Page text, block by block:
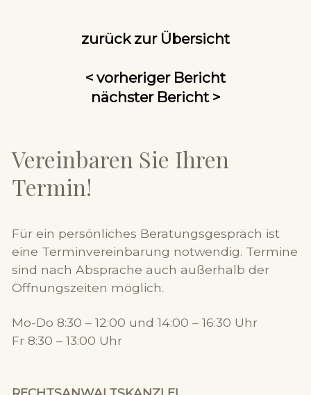
zurück zur Übersicht
< vorheriger Bericht
nächster Bericht >
Vereinbaren Sie Ihren
Termin!
Für ein persönliches Beratungsgespräch ist
eine Terminvereinbarung notwendig. Termine
sind nach Absprache auch außerhalb der
Öffnungszeiten möglich.
Mo-Do 8:30 – 12:00 und 14:00 – 16:30 Uhr
Fr 8:30 – 13:00 Uhr